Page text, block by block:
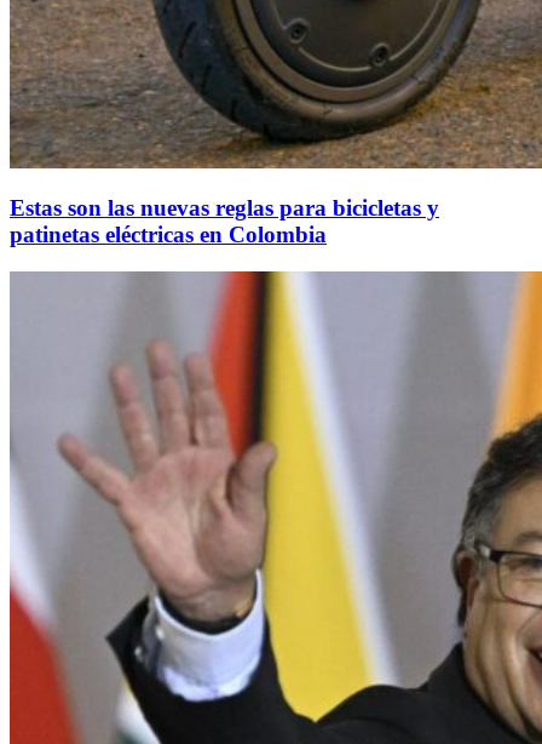
Estas son las nuevas reglas para bicicletas y
patinetas eléctricas en Colombia